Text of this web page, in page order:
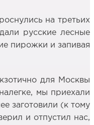
на третьих
русские лесные
пирожки и запивая
для Москвы
мы приехали
заготовили (к тому
и отпустил нас,